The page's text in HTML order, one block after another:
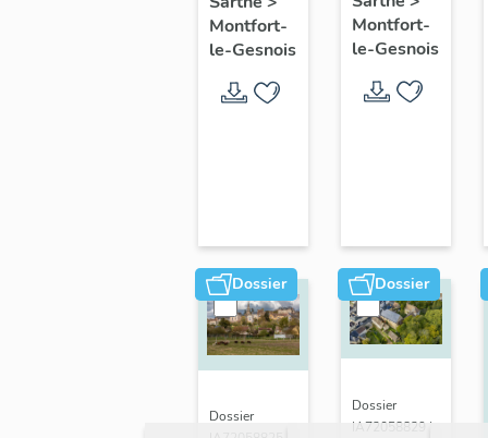
:
présentation
du
bourg
Montfort-
le-Gesnois
de
Montfort-
le-
Gesnois
Montfort-
le-Gesnois
Dossier
Dossier
Dossier
Dossier
IA72058829 |